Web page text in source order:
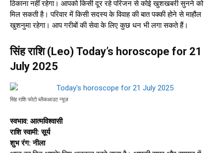
ठिकाना नहीं रहेगा। आपको किसी दूर रहे परिजन से कोई खुशखबरी सुनने को
मिल सकती है। परिवार में किसी सदस्य के विवाह की बात पक्की होने से माहौल
खुशनुमा रहेगा। आप गरीबों की सेवा के लिए कुछ धन भी लगा सकते हैं।
सिंह राशि (Leo) Today’s horoscope for 21
July 2025
सिंह राशि फोटो ब्लैकआउट न्यूज़
स्वभाव: आत्मविश्वासी
राशि स्वामी: सूर्य
शुभ रंग: नीला